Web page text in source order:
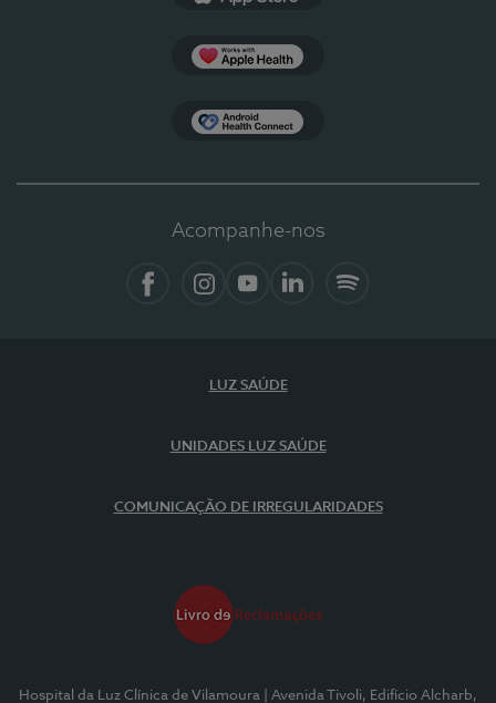
Acompanhe-nos
LUZ SAÚDE
UNIDADES LUZ SAÚDE
COMUNICAÇÃO DE IRREGULARIDADES
Hospital da Luz Clínica de Vilamoura
| Avenida Tivoli, Edifício Alcharb,